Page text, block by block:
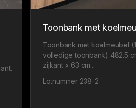
Toonbank met
Toonbank met koelmeubel
volledige toonbank) 482.5
zijkant x 63 cm...
Lotnummer 238-2